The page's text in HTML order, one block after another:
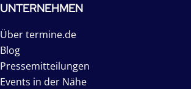
UNTERNEHMEN
Über termine.de
Blog
Pressemitteilungen
Events in der Nähe